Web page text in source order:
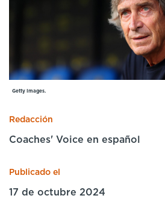
Español
Getty Images.
Redacción
Coaches' Voice en español
Publicado el
17 de octubre 2024